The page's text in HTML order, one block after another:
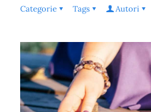
Categorie Tags Autori